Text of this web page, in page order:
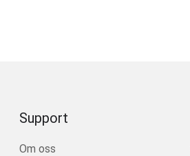
Support
Om oss